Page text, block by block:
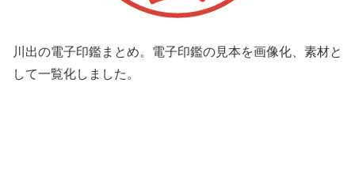
川出の電子印鑑まとめ。電子印鑑の見本を画像化、素材と
して一覧化しました。